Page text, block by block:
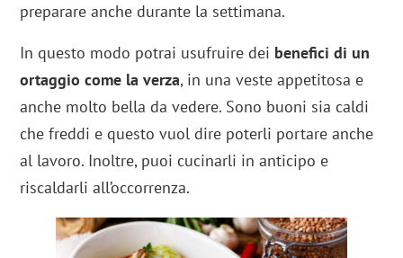
preparare anche durante la settimana.
In questo modo potrai usufruire dei benefici di un
ortaggio come la verza, in una veste appetitosa e
anche molto bella da vedere. Sono buoni sia caldi
che freddi e questo vuol dire poterli portare anche
al lavoro. Inoltre, puoi cucinarli in anticipo e
riscaldarli all’occorrenza.